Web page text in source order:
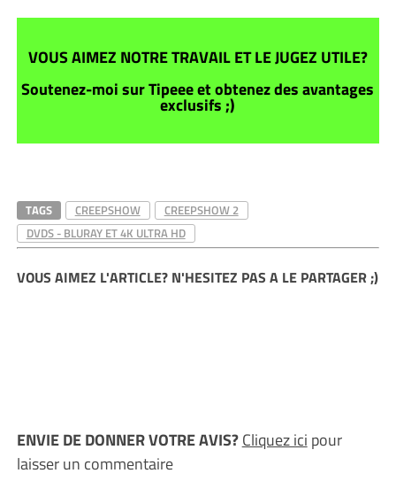
VOUS AIMEZ NOTRE TRAVAIL ET LE JUGEZ UTILE?
Soutenez-moi sur Tipeee et obtenez des avantages
exclusifs ;)
TAGS CREEPSHOW
CREEPSHOW 2
DVDS - BLURAY ET 4K ULTRA HD
VOUS AIMEZ L'ARTICLE? N'HESITEZ PAS A LE PARTAGER ;)
ENVIE DE DONNER VOTRE AVIS?Cliquez ici pour
laisser un commentaire